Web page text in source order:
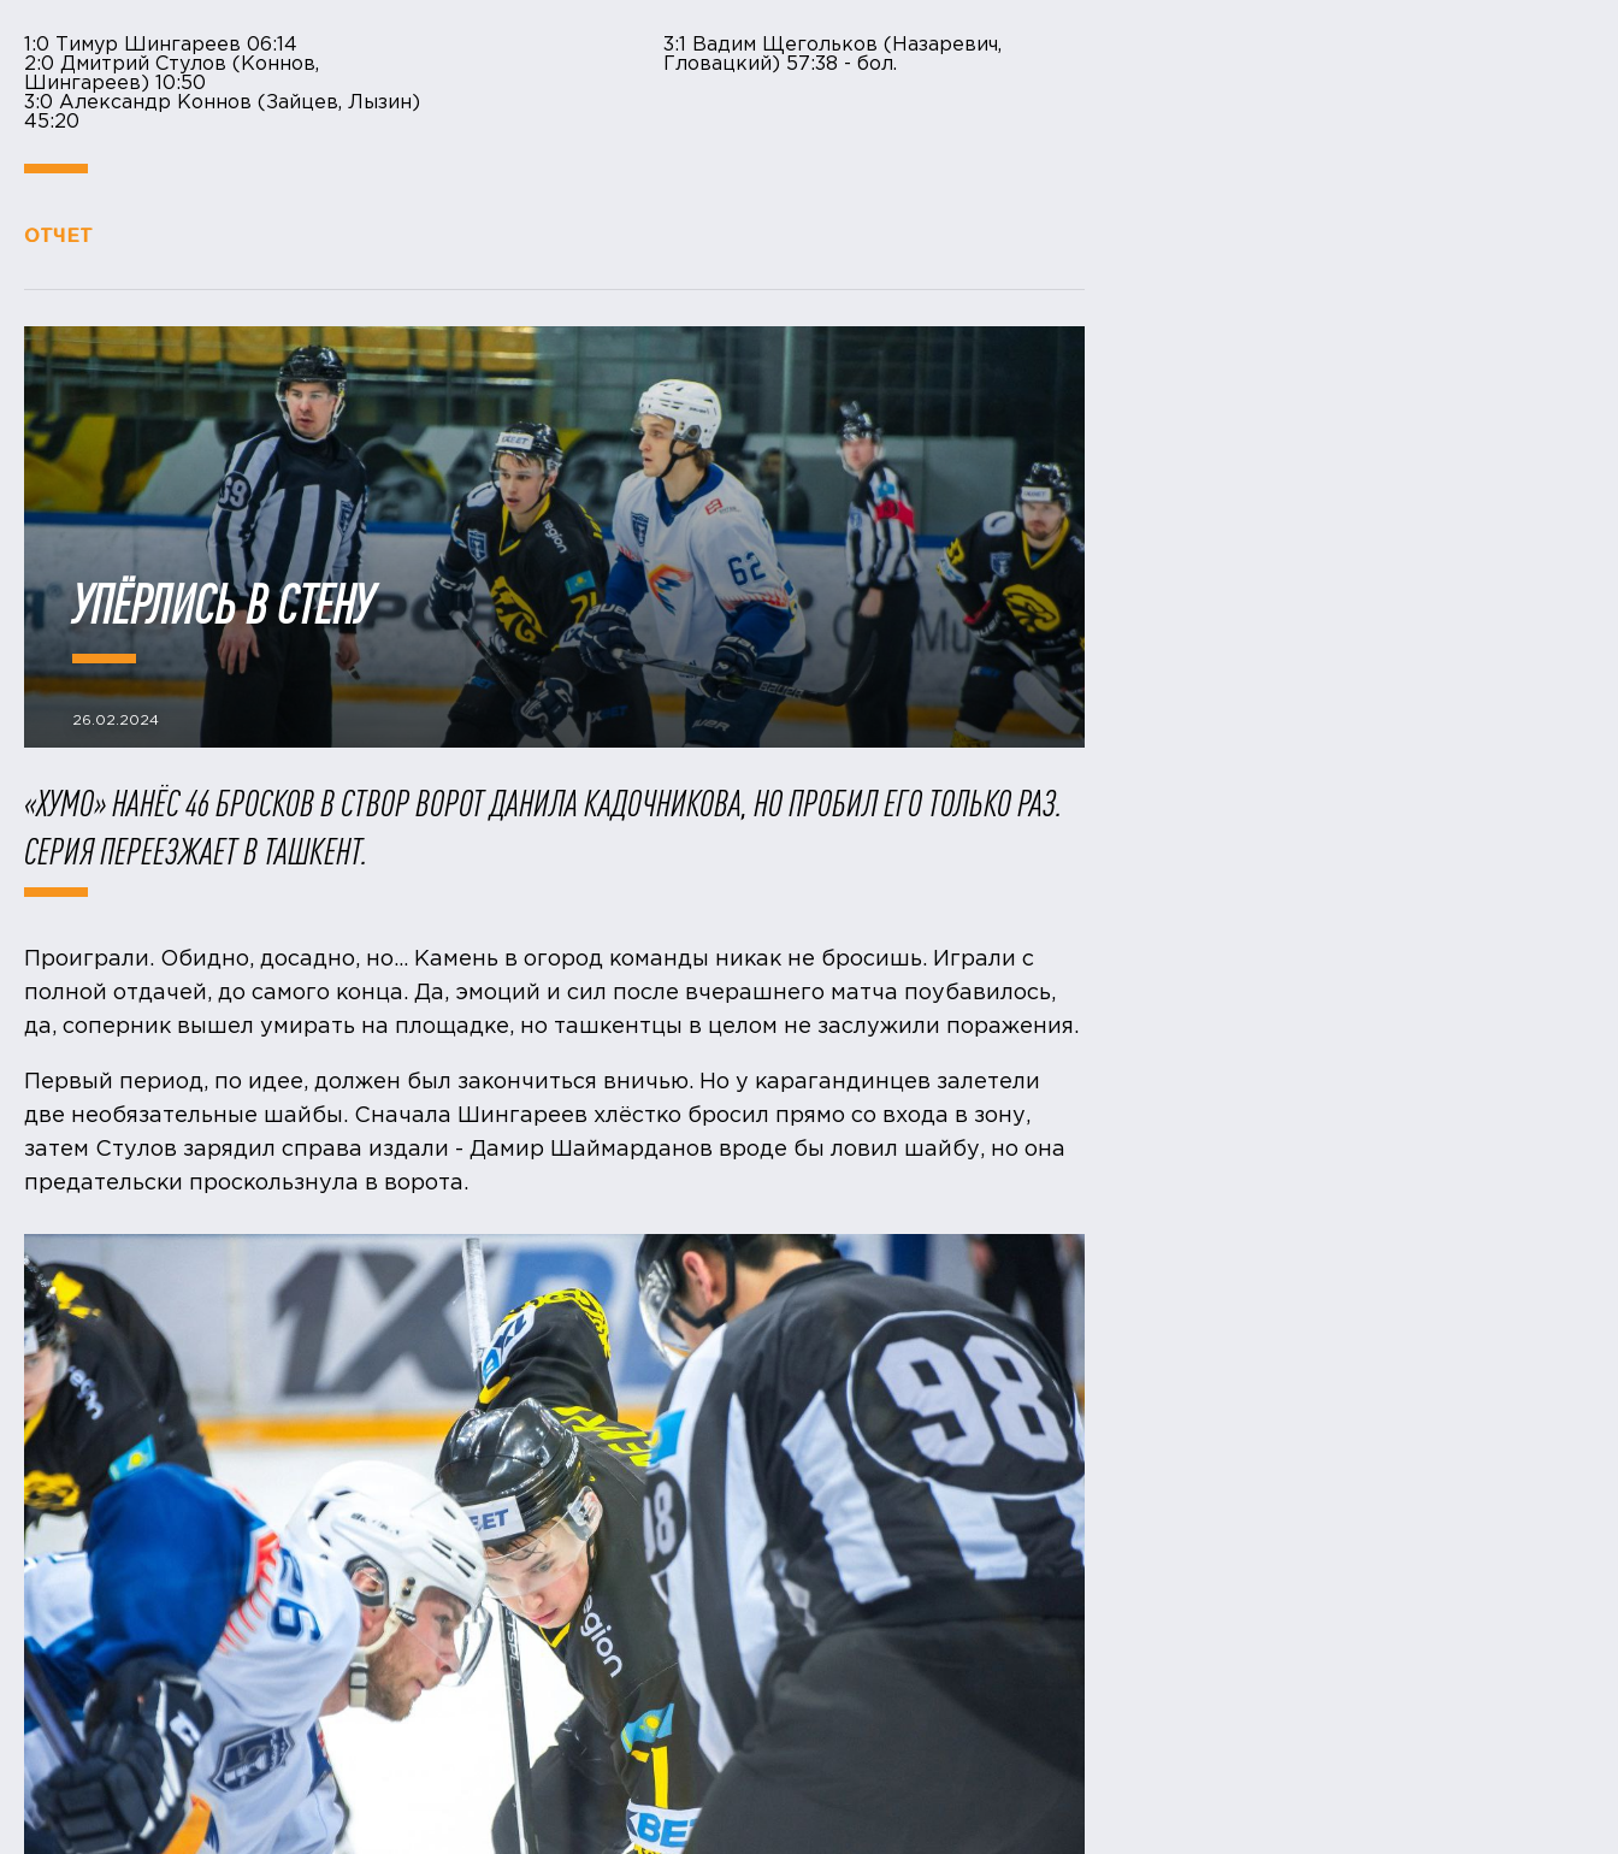
1:0 Тимур Шингареев 06:14
2:0 Дмитрий Стулов (Коннов,
Шингареев) 10:50
3:0 Александр Коннов (Зайцев, Лызин)
45:20
3:1 Вадим Щегольков (Назаревич,
Гловацкий) 57:38 - бол.
ОТЧЕТ
УПЁРЛИСЬ В СТЕНУ
26.02.2024
«ХУМО» НАНЁС 46 БРОСКОВ В СТВОР ВОРОТ ДАНИЛА КАДОЧНИКОВА, НО ПРОБИЛ ЕГО ТОЛЬКО РАЗ.
СЕРИЯ ПЕРЕЕЗЖАЕТ В ТАШКЕНТ.
Проиграли. Обидно, досадно, но… Камень в огород команды никак не бросишь. Играли с
полной отдачей, до самого конца. Да, эмоций и сил после вчерашнего матча поубавилось,
да, соперник вышел умирать на площадке, но ташкентцы в целом не заслужили поражения.
Первый период, по идее, должен был закончиться вничью. Но у карагандинцев залетели
две необязательные шайбы. Сначала Шингареев хлёстко бросил прямо со входа в зону,
затем Стулов зарядил справа издали - Дамир Шаймарданов вроде бы ловил шайбу, но она
предательски проскользнула в ворота.